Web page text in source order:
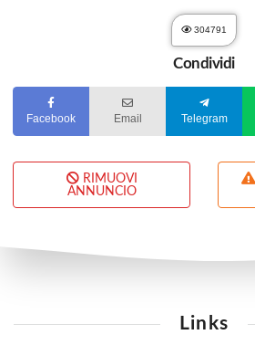
304791
Condividi
Facebook Email Telegram
RIMUOVI
ANNUNCIO
Links